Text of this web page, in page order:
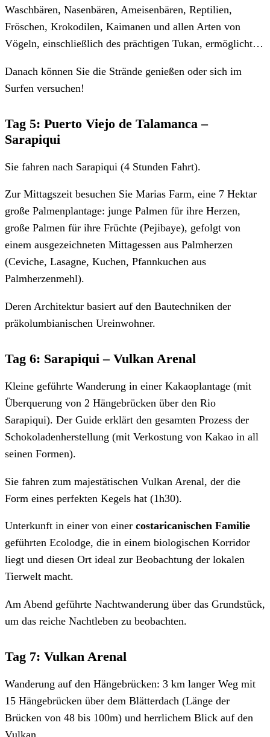
Waschbären, Nasenbären, Ameisenbären, Reptilien,
Fröschen, Krokodilen, Kaimanen und allen Arten von
Vögeln, einschließlich des prächtigen Tukan, ermöglicht…
Danach können Sie die Strände genießen oder sich im
Surfen versuchen!
Tag 5: Puerto Viejo de Talamanca –
Sarapiqui
Sie fahren nach Sarapiqui (4 Stunden Fahrt).
Zur Mittagszeit besuchen Sie Marias Farm, eine 7 Hektar
große Palmenplantage: junge Palmen für ihre Herzen,
große Palmen für ihre Früchte (Pejibaye), gefolgt von
einem ausgezeichneten Mittagessen aus Palmherzen
(Ceviche, Lasagne, Kuchen, Pfannkuchen aus
Palmherzenmehl).
Deren Architektur basiert auf den Bautechniken der
präkolumbianischen Ureinwohner.
Tag 6: Sarapiqui – Vulkan Arenal
Kleine geführte Wanderung in einer Kakaoplantage (mit
Überquerung von 2 Hängebrücken über den Rio
Sarapiqui). Der Guide erklärt den gesamten Prozess der
Schokoladenherstellung (mit Verkostung von Kakao in all
seinen Formen).
Sie fahren zum majestätischen Vulkan Arenal, der die
Form eines perfekten Kegels hat (1h30).
Unterkunft in einer von einer costaricanischen Familie
geführten Ecolodge, die in einem biologischen Korridor
liegt und diesen Ort ideal zur Beobachtung der lokalen
Tierwelt macht.
Am Abend geführte Nachtwanderung über das Grundstück,
um das reiche Nachtleben zu beobachten.
Tag 7: Vulkan Arenal
Wanderung auf den Hängebrücken: 3 km langer Weg mit
15 Hängebrücken über dem Blätterdach (Länge der
Brücken von 48 bis 100m) und herrlichem Blick auf den
Vulkan.